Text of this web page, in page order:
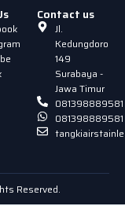
Contact us
Jl.
Kedungdoro
149
Surabaya -
Jawa Timur
081398889581
081398889581
Reserved.